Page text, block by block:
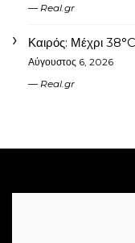
Real.gr
Καιρός: Μέχρι
Αύγουστος 6, 2026
Real.gr